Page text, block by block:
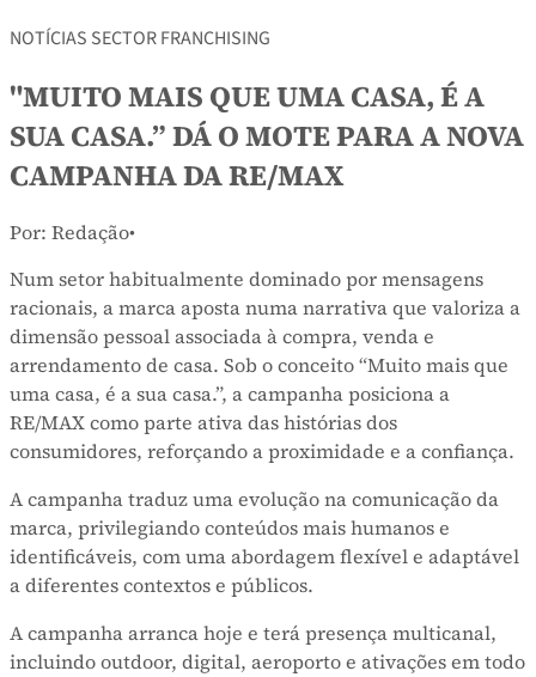
NOTÍCIAS SECTOR FRANCHISING
"MUITO MAIS QUE UMA CASA, É A
SUA CASA.” DÁ O MOTE PARA A NOVA
CAMPANHA DA RE/MAX
Por: Redação•
Num setor habitualmente dominado por mensagens
racionais, a marca aposta numa narrativa que valoriza a
dimensão pessoal associada à compra, venda e
arrendamento de casa. Sob o conceito “Muito mais que
uma casa, é a sua casa.”, a campanha posiciona a
RE/MAX como parte ativa das histórias dos
consumidores, reforçando a proximidade e a confiança.
A campanha traduz uma evolução na comunicação da
marca, privilegiando conteúdos mais humanos e
identificáveis, com uma abordagem flexível e adaptável
a diferentes contextos e públicos.
A campanha arranca hoje e terá presença multicanal,
incluindo outdoor, digital, aeroporto e ativações em todo